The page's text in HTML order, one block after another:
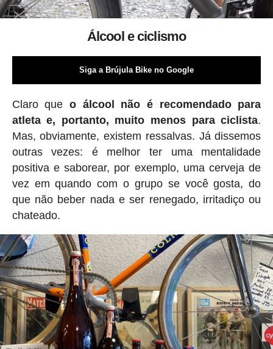
Álcool e ciclismo
Siga a Brújula Bike no Google
Claro queo álcool não é recomendado para
atleta e, portanto, muito menos para ciclista.
Mas, obviamente, existem ressalvas. Já dissemos
outras vezes: é melhor ter uma mentalidade
positiva e saborear, por exemplo, uma cerveja de
vez em quando com o grupo se você gosta, do
que não beber nada e ser renegado, irritadiço ou
chateado.